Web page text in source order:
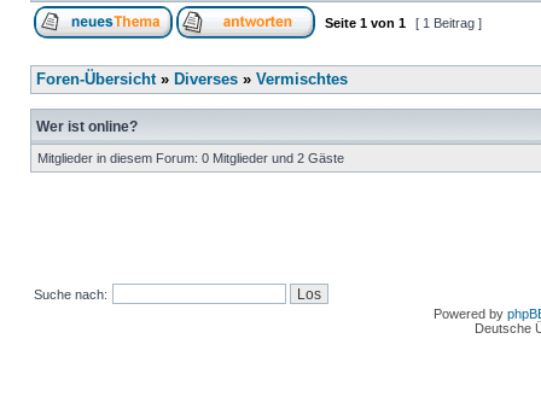
Seite 1 von 1 [ 1 Beitrag ]
Foren-Übersicht» Diverses » Vermischtes
Wer ist online?
Mitglieder in diesem Forum: 0 Mitglieder und 2 Gäste
Suche nach:
Powered by
Deutsche